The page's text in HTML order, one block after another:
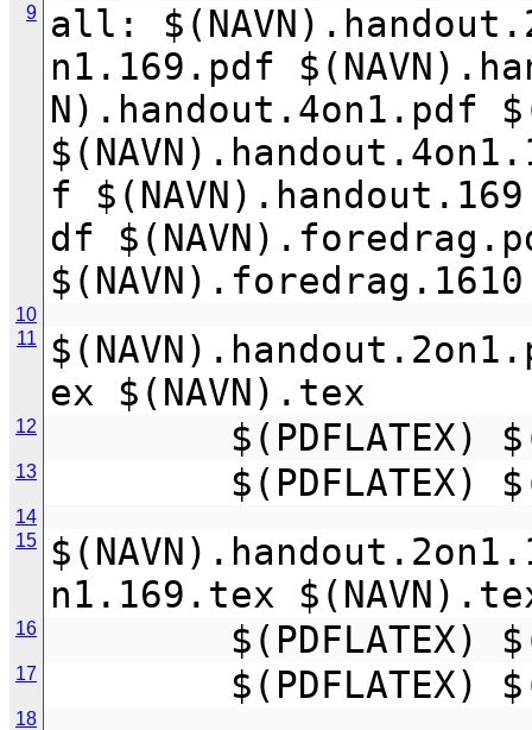
9
all:
n1.169.pdf
N).handout.4on1.pdf
f
df
10
11
ex $(NAVN).tex
12
13
14
15
n1.169.tex
16
17
18